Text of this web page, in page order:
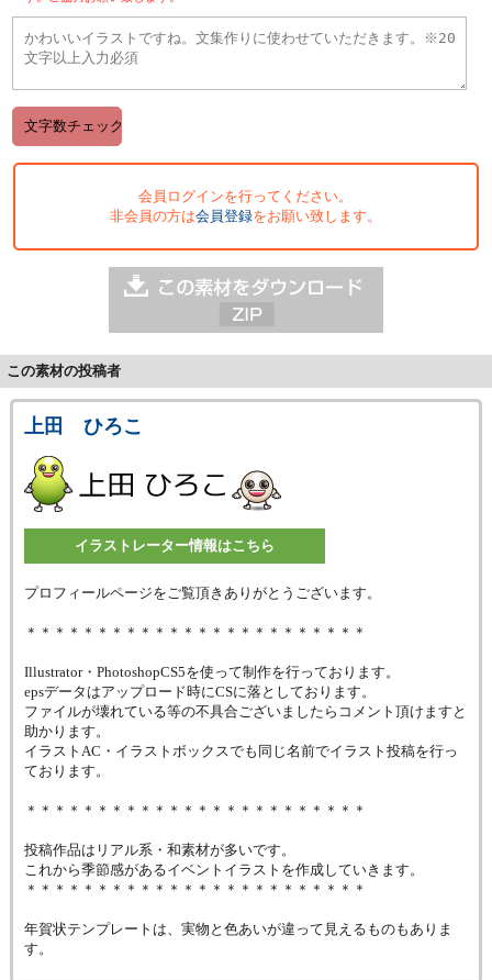
会員ログインを行ってください。
非会員の方は会員登録をお願い致します。
この素材の投稿者
上田 ひろこ
イラストレーター情報はこちら
プロフィールページをご覧頂きありがとうございます。
＊＊＊＊＊＊＊＊＊＊＊＊＊＊＊＊＊＊＊＊＊＊＊＊
Illustrator・PhotoshopCS5を使って制作を行っております。
epsデータはアップロード時にCSに落としております。
ファイルが壊れている等の不具合ございましたらコメント頂けますと
助かります。
イラストAC・イラストボックスでも同じ名前でイラスト投稿を行っ
ております。
＊＊＊＊＊＊＊＊＊＊＊＊＊＊＊＊＊＊＊＊＊＊＊＊
投稿作品はリアル系・和素材が多いです。
これから季節感があるイベントイラストを作成していきます。
＊＊＊＊＊＊＊＊＊＊＊＊＊＊＊＊＊＊＊＊＊＊＊＊
年賀状テンプレートは、実物と色あいが違って見えるものもありま
す。